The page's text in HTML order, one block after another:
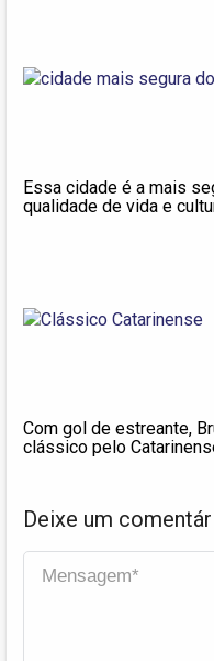
Essa cidade é a mais
qualidade de vida e
Com gol de estreante,
clássico pelo
Deixe um